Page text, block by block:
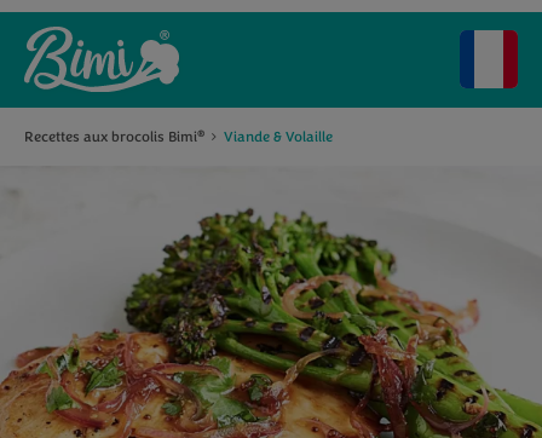
Recettes aux brocolis Bimi® Viande & Volaille